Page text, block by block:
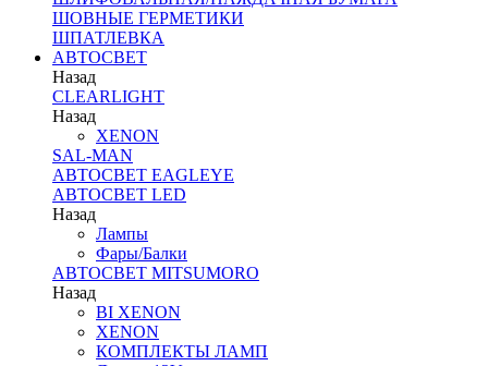
ШОВНЫЕ ГЕРМЕТИКИ
ШПАТЛЕВКА
АВТОСВЕТ
Назад
CLEARLIGHT
Назад
XENON
SAL-MAN
АВТОСВЕТ EAGLEYE
АВТОСВЕТ LED
Назад
Лампы
Фары/Балки
АВТОСВЕТ MITSUMORO
Назад
BI XENON
XENON
КОМПЛЕКТЫ ЛАМП